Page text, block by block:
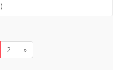
)
2 »